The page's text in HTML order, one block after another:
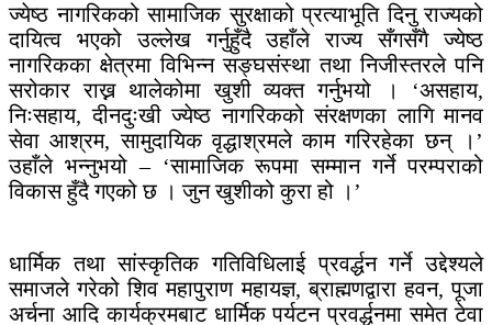
ज्येष्ठ नागरिकको सामाजिक सुरक्षाको प्रत्याभूति दिनु राज्यको
दायित्व भएको उल्लेख गर्नुहुँदै उहाँले राज्य सँगसँगै ज्येष्ठ
नागरिकका क्षेत्रमा विभिन्न सङ्घसंस्था तथा निजीस्तरले पनि
सरोकार राख्न थालेकोमा खुशी व्यक्त गर्नुभयो । ‘असहाय,
निःसहाय, दीनदुःखी ज्येष्ठ नागरिकको संरक्षणका लागि मानव
सेवा आश्रम, सामुदायिक वृद्धाश्रमले काम गरिरहेका छन् ।’
उहाँले भन्नुभयो – ‘सामाजिक रूपमा सम्मान गर्ने परम्पराको
विकास हुँदै गएको छ । जुन खुशीको कुरा हो ।’
धार्मिक तथा सांस्कृतिक गतिविधिलाई प्रवर्द्धन गर्ने उद्देश्यले
समाजले गरेको शिव महापुराण महायज्ञ, ब्राह्मणद्वारा हवन, पूजा
अर्चना आदि कार्यक्रमबाट धार्मिक पर्यटन प्रवर्द्धनमा समेत टेवा